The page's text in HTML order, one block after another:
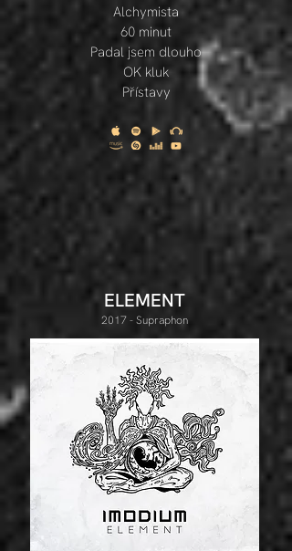
Alchymista
60 minut
Padal jsem dlouho
OK kluk
Přístavy
ELEMENT
2017 - Supraphon